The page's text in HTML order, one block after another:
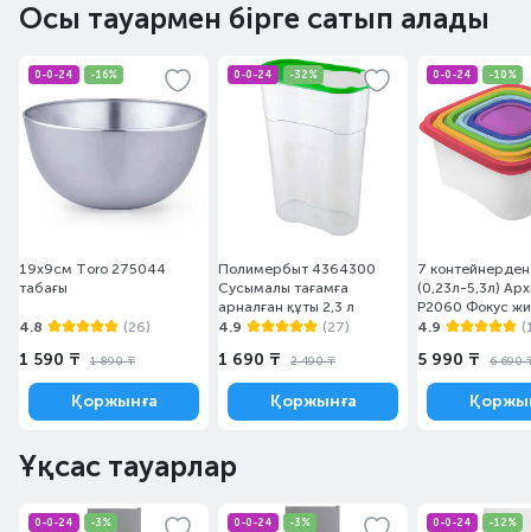
Осы тауармен бірге сатып алады
0-0-24 -16%
19х9см Toro 275044
табағы
4.8 (26)
1 590 ₸ 1 890 ₸
Қоржынға
0-0-24 -32%
Полимербыт 4364300
Сусымалы тағамға
арналған құты 2,3 л
4.9
(27)
1 690 ₸ 2 490 ₸
Қоржынға
0-0-24 -10%
7
(0,23л-5,3л)
Р2060 Фокус
4.9
5 990 ₸ 6 690
Ұқсас тауарлар
0-0-24 -3% 0-0-24 -3% 0-0-24 -12%